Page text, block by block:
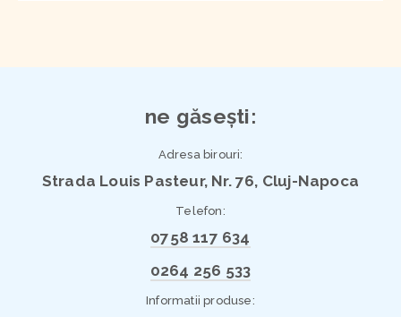
ne găsești:
Adresa birouri:
Strada Louis Pasteur, Nr. 76, Cluj-Napoca
Telefon:
0758 117 634
0264 256 533
Informatii produse: